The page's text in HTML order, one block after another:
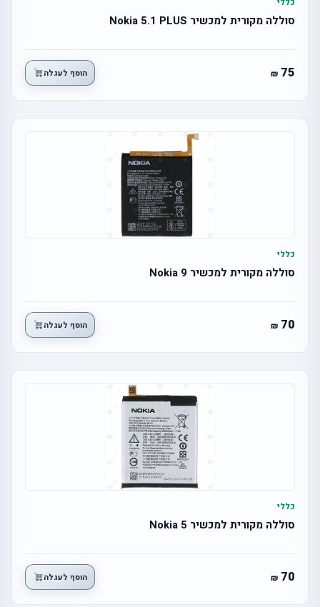
כללי
סוללה מקורית למכשיר Nokia 5.1 PLUS
75 הוסף לעגלה
כללי
סוללה מקורית למכשיר Nokia 9
70 הוסף לעגלה
כללי
סוללה מקורית למכשיר Nokia 5
70 הוסף לעגלה